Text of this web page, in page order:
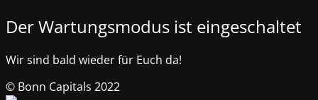
Der Wartungsmodus ist eingeschaltet
Wir sind bald wieder für Euch da!
© Bonn Capitals 2022